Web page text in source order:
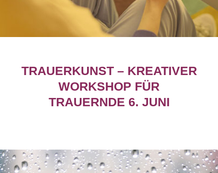
TRAUERKUNST – KREATIVER
WORKSHOP FÜR
TRAUERNDE 6. JUNI